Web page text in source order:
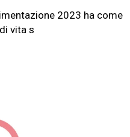
2023 ha come
vita s